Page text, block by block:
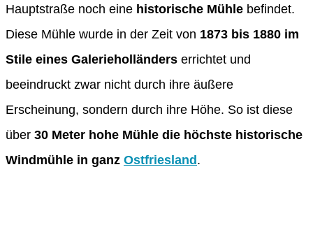
Hauptstraße noch eine historische Mühle befindet.
Diese Mühle wurde in der Zeit von 1873 bis 1880 im
Stile eines Galerieholländers errichtet und
beeindruckt zwar nicht durch ihre äußere
Erscheinung, sondern durch ihre Höhe. So ist diese
über 30 Meter hohe Mühle die höchste historische
Windmühle in ganz Ostfriesland.